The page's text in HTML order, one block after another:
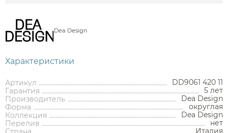
Dea Design
Характеристики
Артикул
DD9061 420 11
Гарантия
5 лет
Производитель
Dea Design
Форма
округлая
Коллекция
Dea Design
Перелив
нет
Италия